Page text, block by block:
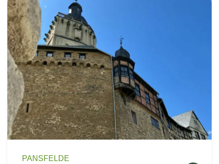
PANSFELDE